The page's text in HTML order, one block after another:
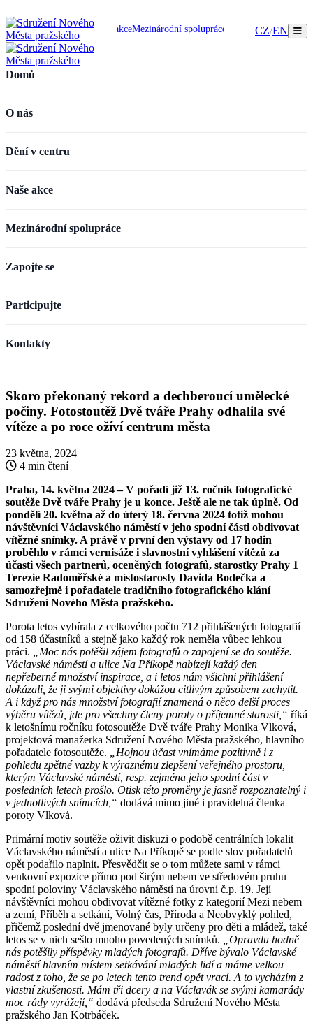
O násDění v centruNaše akceMezinárodní spolupráce Zapojte seParticipujte
CZ/EN
Domů
O nás
Dění v centru
Naše akce
Mezinárodní spolupráce
Zapojte se
Participujte
Kontakty
Skoro překonaný rekord a dechberoucí umělecké
počiny. Fotostoutěž Dvě tváře Prahy odhalila své
vítěze a po roce ožíví centrum města
23 května, 2024
4 min čtení
Praha, 14. května 2024 – V pořadí již 13. ročník fotografické
soutěže Dvě tváře Prahy je u konce. Ještě ale ne tak úplně. Od
pondělí 20. května až do úterý 18. června 2024 totiž mohou
návštěvníci Václavského náměstí v jeho spodní části obdivovat
vítězné snímky. A právě v první den výstavy od 17 hodin
proběhlo v rámci vernisáže i slavnostní vyhlášení vítězů za
účasti všech partnerů, oceněných fotografů, starostky Prahy 1
Terezie Radoměřské a místostarosty Davida Bodečka a
samozřejmě i pořadatele tradičního fotografického klání
Sdružení Nového Města pražského.
Porota letos vybírala z celkového počtu 712 přihlášených fotografií
od 158 účastníků a stejně jako každý rok neměla vůbec lehkou
práci. „Moc nás potěšil zájem fotografů o zapojení se do soutěže.
Václavské náměstí a ulice Na Příkopě nabízejí každý den
nepřeberné množství inspirace, a i letos nám všichni přihlášení
dokázali, že ji svými objektivy dokážou citlivým způsobem zachytit.
A i když pro nás množství fotografií znamená o něco delší proces
výběru vítězů, jde pro všechny členy poroty o příjemné starosti,“ říká
k letošnímu ročníku fotosoutěže Dvě tváře Prahy Monika Vlková,
projektová manažerka Sdružení Nového Města pražského, hlavního
pořadatele fotosoutěže. „Hojnou účast vnímáme pozitivně i z
pohledu zpětné vazby k výraznému zlepšení veřejného prostoru,
kterým Václavské náměstí, resp. zejména jeho spodní část v
posledních letech prošlo. Otisk této proměny je jasně rozpoznatelný i
v jednotlivých snímcích,“ dodává mimo jiné i pravidelná členka
poroty Vlková.
Primární motiv soutěže oživit diskuzi o podobě centrálních lokalit
Václavského náměstí a ulice Na Příkopě se podle slov pořadatelů
opět podařilo naplnit. Přesvědčit se o tom můžete sami v rámci
venkovní expozice přímo pod širým nebem ve středovém pruhu
spodní poloviny Václavského náměstí na úrovni č.p. 19. Její
návštěvníci mohou obdivovat vítězné fotky z kategorií Mezi nebem
a zemí, Příběh a setkání, Volný čas, Příroda a Neobvyklý pohled,
přičemž poslední dvě jmenované byly určeny pro děti a mládež, také
letos se v nich sešlo mnoho povedených snímků. „Opravdu hodně
nás potěšily příspěvky mladých fotografů. Dříve bývalo Václavské
náměstí hlavním místem setkávání mladých lidí a máme velkou
radost z toho, že se po letech tento trend opět vrací. A to vycházím z
vlastní zkušenosti. Mám tři dcery a na Václavák se svými kamarády
moc rády vyrážejí,“ dodává předseda Sdružení Nového Města
pražského Jan Kotrbáček.